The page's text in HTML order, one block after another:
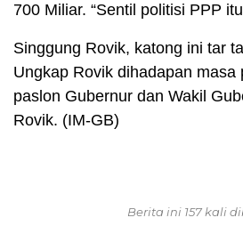
700 Miliar. “Sentil politisi PPP
Singgung Rovik, katong ini tar
Ungkap Rovik dihadapan masa
paslon Gubernur dan Wakil
Rovik. (IM-GB)
Berita ini 157 kali